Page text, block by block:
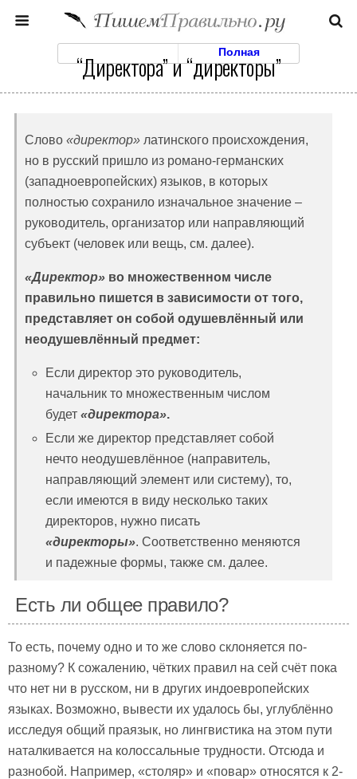
Полная
“Директора” и “директоры”
Слово «директор» латинского происхождения,
но в русский пришло из романо-германских
(западноевропейских) языков, в которых
полностью сохранило изначальное значение –
руководитель, организатор или направляющий
субъект (человек или вещь, см. далее).
«Директор» во множественном числе
правильно пишется в зависимости от того,
представляет он собой одушевлённый или
неодушевлённый предмет:
Если директор это руководитель,
начальник то множественным числом
будет «директора».
Если же директор представляет собой
нечто неодушевлённое (направитель,
направляющий элемент или систему), то,
если имеются в виду несколько таких
директоров, нужно писать
«директоры». Соответственно меняются
и падежные формы, также см. далее.
Есть ли общее правило?
То есть, почему одно и то же слово склоняется по-
разному? К сожалению, чётких правил на сей счёт пока
что нет ни в русском, ни в других индоевропейских
языках. Возможно, вывести их удалось бы, углублённо
исследуя общий праязык, но лингвистика на этом пути
наталкивается на колоссальные трудности. Отсюда и
разнобой. Например, «столяр» и «повар» относятся к 2-